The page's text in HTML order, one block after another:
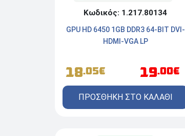
Κωδικός: 1.217.80134
GPU HD 6450 1GB DDR3 64-BIT DVI-
HDMI-VGA LP
18.05€ 19.00€
ΠΡΟΣΘΗΚΗ ΣΤΟ ΚΑΛΑΘΙ